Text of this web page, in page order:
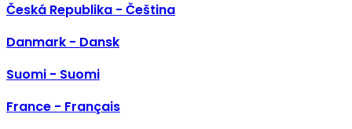
Česká Republika - Čeština
Danmark - Dansk
Suomi - Suomi
France - Français